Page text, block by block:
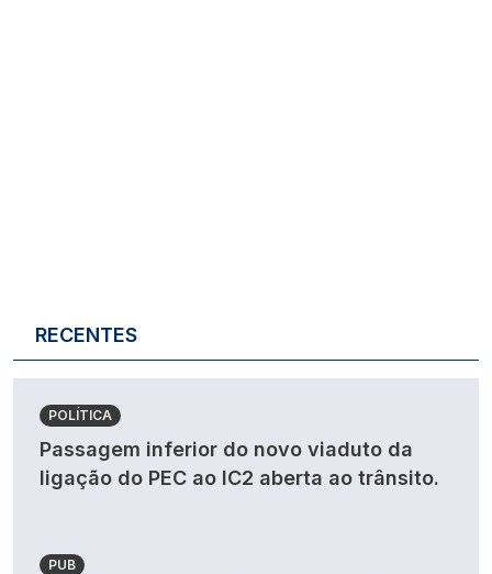
RECENTES
POLÍTICA
Passagem inferior do novo viaduto da
ligação do PEC ao IC2 aberta ao trânsito.
PUB